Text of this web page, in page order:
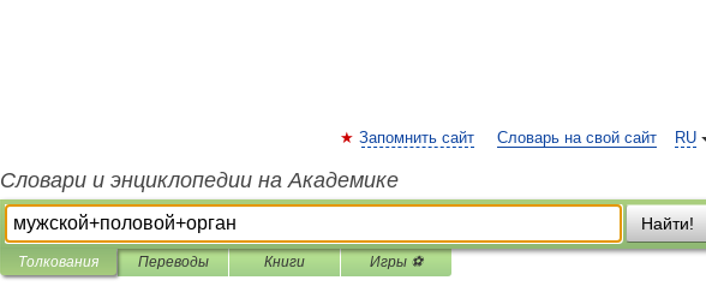
RU
Запомнить сайт Словарь на свой сайт
Словари и энциклопедии на Академике
Найти!
Толкования Переводы Книги Игры ⚽